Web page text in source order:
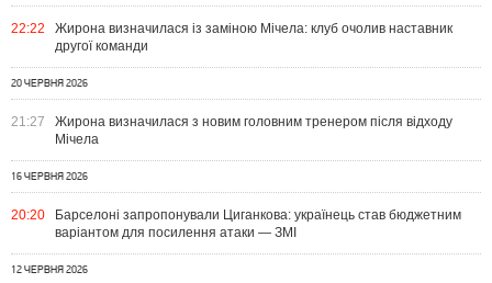
22:22
Жирона визначилася із заміною Мічела: клуб очолив наставник
другої команди
20 ЧЕРВНЯ 2026
21:27
Жирона визначилася з новим головним тренером після відходу
Мічела
16 ЧЕРВНЯ 2026
20:20
Барселоні запропонували Циганкова: українець став бюджетним
варіантом для посилення атаки — ЗМІ
12 ЧЕРВНЯ 2026